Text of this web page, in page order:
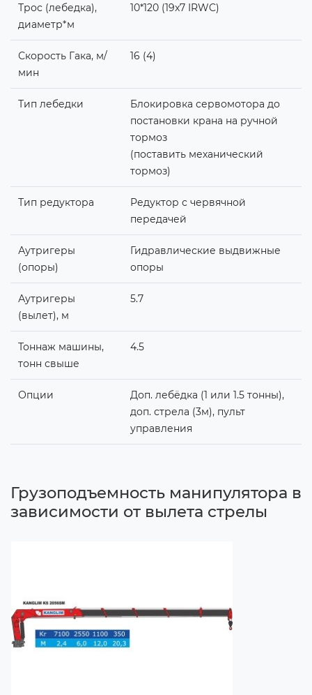
Трос (лебедка),
диаметр*м
10*120 (19x7 IRWC)
Скорость Гака, м/
мин
16 (4)
Тип лебедки
Блокировка сервомотора до
постановки крана на ручной
тормоз
(поставить механический
тормоз)
Тип редуктора
Редуктор с червячной
передачей
Аутригеры
(опоры)
Гидравлические выдвижные
опоры
Аутригеры
(вылет), м
5.7
Тоннаж машины,
тонн свыше
4.5
Опции
Доп. лебёдка (1 или 1.5 тонны),
доп. стрела (3м), пульт
управления
Грузоподъемность манипулятора в
зависимости от вылета стрелы